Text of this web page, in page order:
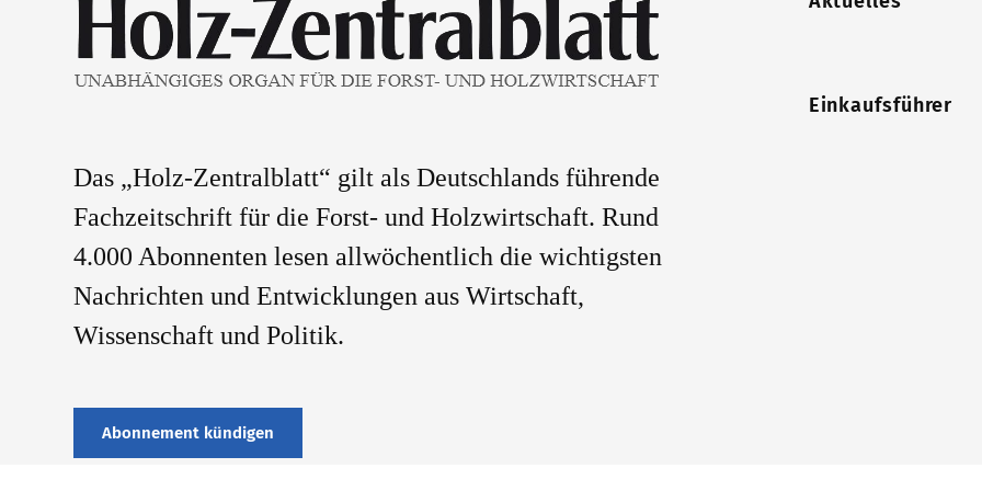
Das „Holz-Zentralblatt“ gilt als Deutschlands führende
Fachzeitschrift für die Forst- und Holzwirtschaft. Rund
4.000 Abonnenten lesen allwöchentlich die wichtigsten
Nachrichten und Entwicklungen aus Wirtschaft,
Wissenschaft und Politik.
Abonnement kündigen
Einkaufsführer